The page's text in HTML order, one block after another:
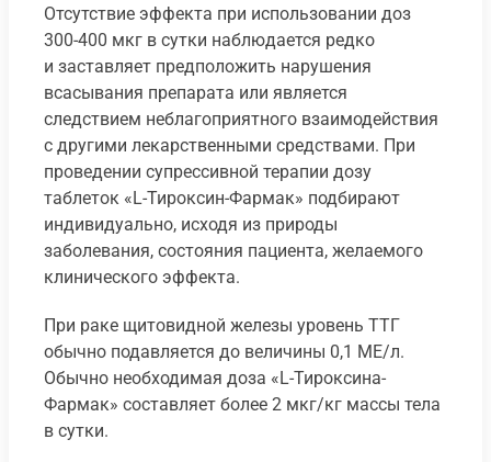
Отсутствие эффекта при использовании доз
300-400 мкг в сутки наблюдается редко
и заставляет предположить нарушения
всасывания препарата или является
следствием неблагоприятного взаимодействия
с другими лекарственными средствами. При
проведении супрессивной терапии дозу
таблеток «L-Тироксин-Фармак» подбирают
индивидуально, исходя из природы
заболевания, состояния пациента, желаемого
клинического эффекта.
При раке щитовидной железы уровень ТТГ
обычно подавляется до величины 0,1 МЕ/л.
Обычно необходимая доза «L-Тироксина-
Фармак» составляет более 2 мкг/кг массы тела
в сутки.